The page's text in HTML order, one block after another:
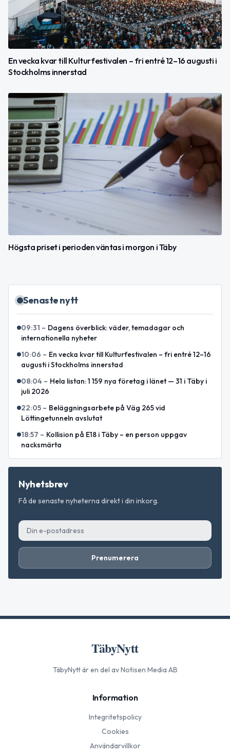
En vecka kvar till Kulturfestivalen – fri entré 12–16 augusti i
Stockholms innerstad
Högsta priset i perioden väntas i morgon i Täby
Senaste nytt
09:31 – Dagens överblick: väder, temadagar och
internationella nyheter
10:06 – En vecka kvar till Kulturfestivalen – fri entré 12–16
augusti i Stockholms innerstad
08:04 – Hela listan: 1 159 nya företag i länet — 31 i Täby i
juli 2026
22:05 – Beläggningsarbete på Väg 265 vid
Löttingetunneln avslutat
18:57 – Kollision på E18 i Täby – en person uppgav
nacksmärta
Nyhetsbrev
Få de senaste nyheterna direkt i din inkorg.
Prenumerera
TäbyNytt
TäbyNyttär en del av Notisen Media AB
Information
Integritetspolicy
Cookies
Användarvillkor